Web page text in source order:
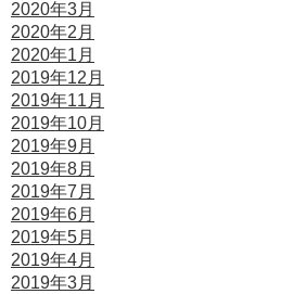
2020年3月
2020年2月
2020年1月
2019年12月
2019年11月
2019年10月
2019年9月
2019年8月
2019年7月
2019年6月
2019年5月
2019年4月
2019年3月